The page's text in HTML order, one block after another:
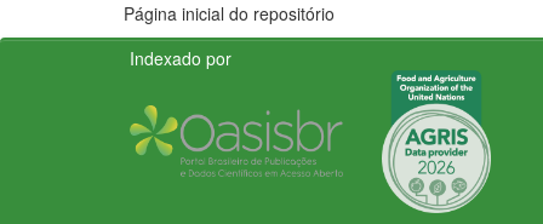
Página inicial do repositório
Indexado por